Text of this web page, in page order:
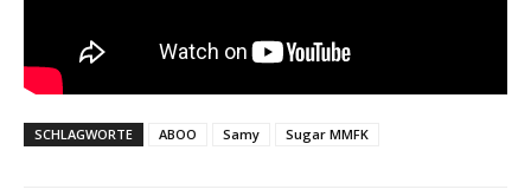
SCHLAGWORTE ABOO Samy Sugar MMFK